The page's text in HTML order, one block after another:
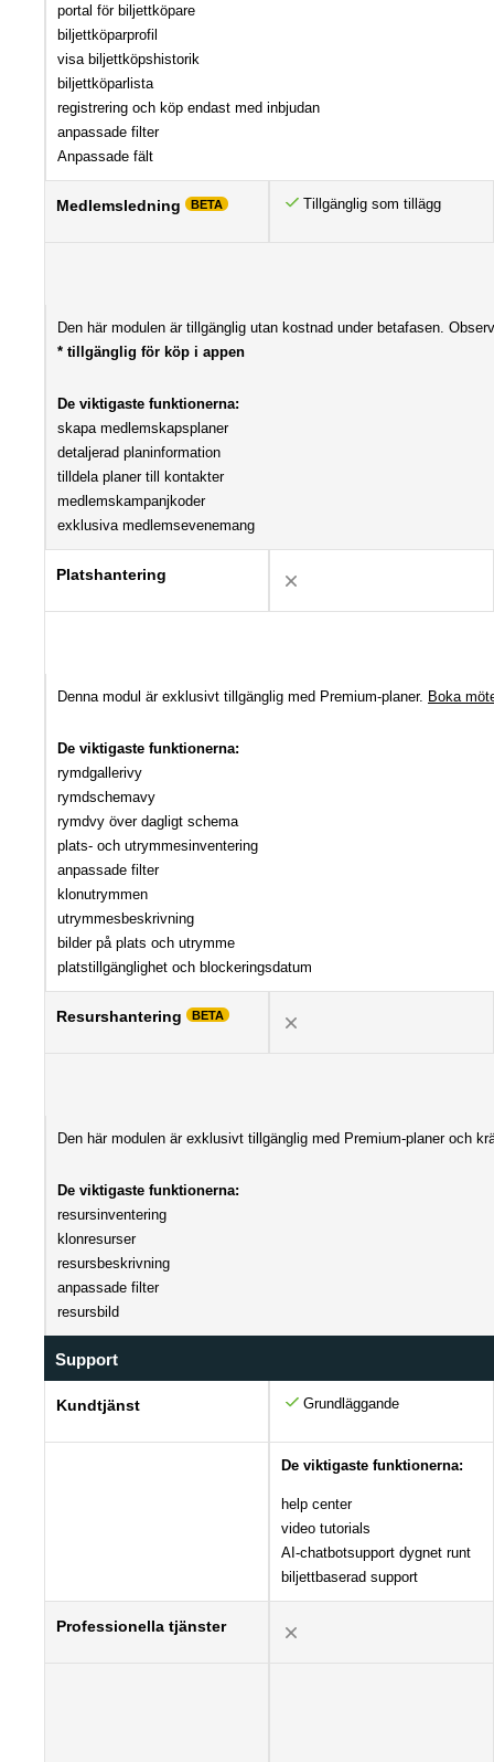
portal för biljettköpare
biljettköparprofil
visa biljettköpshistorik
biljettköparlista
registrering och köp endast med inbjudan
anpassade filter
Anpassade fält
Medlemsledning BETA Tillgänglig som tillägg
Den här modulen är tillgänglig utan kostnad under betafasen.
* tillgänglig för köp i appen
De viktigaste funktionerna:
skapa medlemskapsplaner
detaljerad planinformation
tilldela planer till kontakter
medlemskampanjkoder
exklusiva medlemsevenemang
Platshantering
Denna modul är exklusivt tillgänglig med Premium-planer. Boka
De viktigaste funktionerna:
rymdgallerivy
rymdschemavy
rymdvy över dagligt schema
plats- och utrymmesinventering
anpassade filter
klonutrymmen
utrymmesbeskrivning
bilder på plats och utrymme
platstillgänglighet och blockeringsdatum
Resurshantering BETA
Den här modulen är exklusivt tillgänglig med Premium-planer och
De viktigaste funktionerna:
resursinventering
klonresurser
resursbeskrivning
anpassade filter
resursbild
Support
Kundtjänst Grundläggande
De viktigaste funktionerna:
help center
video tutorials
AI-chatbotsupport dygnet runt
biljettbaserad support
Professionella tjänster